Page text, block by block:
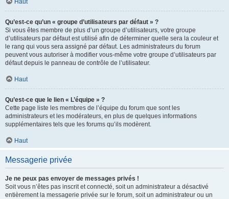
Haut
Qu’est-ce qu’un « groupe d’utilisateurs par défaut » ?
Si vous êtes membre de plus d’un groupe d’utilisateurs, votre groupe
d’utilisateurs par défaut est utilisé afin de déterminer quelle sera la couleur et
le rang qui vous sera assigné par défaut. Les administrateurs du forum
peuvent vous autoriser à modifier vous-même votre groupe d’utilisateurs par
défaut depuis le panneau de contrôle de l’utilisateur.
Haut
Qu’est-ce que le lien « L’équipe » ?
Cette page liste les membres de l’équipe du forum que sont les
administrateurs et les modérateurs, en plus de quelques informations
supplémentaires tels que les forums qu’ils modèrent.
Haut
Messagerie privée
Je ne peux pas envoyer de messages privés !
Soit vous n’êtes pas inscrit et connecté, soit un administrateur a désactivé
entièrement la messagerie privée sur le forum, soit un administrateur ou un